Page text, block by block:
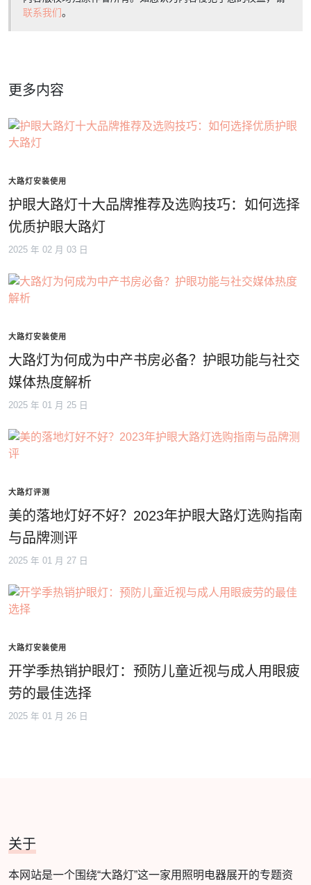
联系我们。
更多内容
大路灯安装使用
护眼大路灯十大品牌推荐及选购技巧：如何选择
优质护眼大路灯
2025 年 02 月 03 日
大路灯安装使用
大路灯为何成为中产书房必备？护眼功能与社交
媒体热度解析
2025 年 01 月 25 日
大路灯评测
美的落地灯好不好？2023年护眼大路灯选购指南
与品牌测评
2025 年 01 月 27 日
大路灯安装使用
开学季热销护眼灯：预防儿童近视与成人用眼疲
劳的最佳选择
2025 年 01 月 26 日
关于
本网站是一个围绕“大路灯”这一家用照明电器展开的专题资